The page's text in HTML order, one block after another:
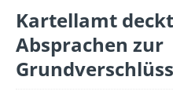
Kartellamt
Absprachen zur